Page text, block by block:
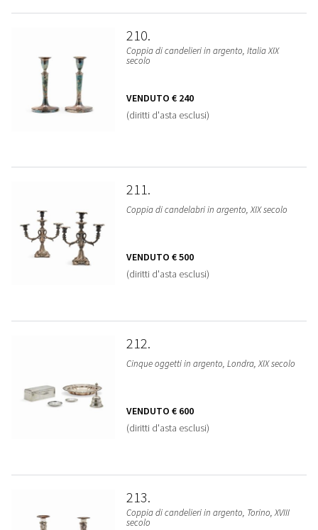
210
Coppia di candelieri in argento, Italia XIX
secolo
VENDUTO € 240
(diritti d'asta esclusi)
211
Coppia di candelabri in argento, XIX secolo
VENDUTO € 500
(diritti d'asta esclusi)
212
Cinque oggetti in argento, Londra, XIX secolo
VENDUTO € 600
(diritti d'asta esclusi)
213
Coppia di candelieri in argento, Torino, XVIII
secolo